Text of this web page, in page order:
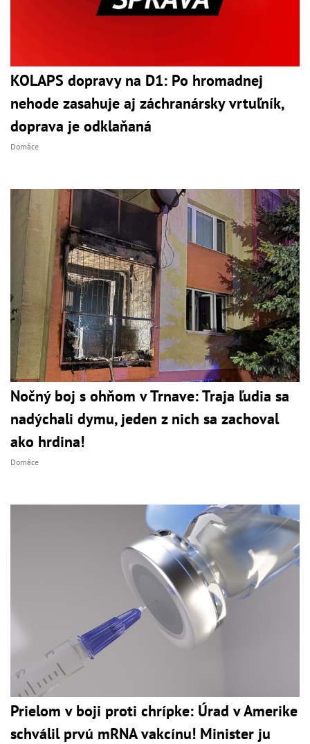
KOLAPS dopravy na D1: Po hromadnej
nehode zasahuje aj záchranársky vrtuľník,
doprava je odklaňaná
Domáce
Nočný boj s ohňom v Trnave: Traja ľudia sa
nadýchali dymu, jeden z nich sa zachoval
ako hrdina!
Domáce
Prielom v boji proti chrípke: Úrad v Amerike
schválil prvú mRNA vakcínu! Minister ju